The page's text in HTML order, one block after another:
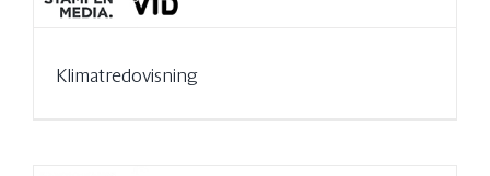
Klimatredovisning